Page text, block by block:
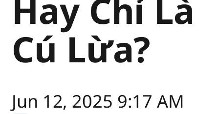
Hay Chỉ Là
Cú Lừa?
Jun 12, 2025 9:17 AM